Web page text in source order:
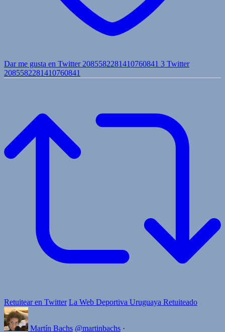
Dar me gusta en Twitter 2085582281410760841 3 Twitter
2085582281410760841
Retuitear en Twitter La Web Deportiva Uruguaya Retuiteado
Martín Bachs @martinbachs ·